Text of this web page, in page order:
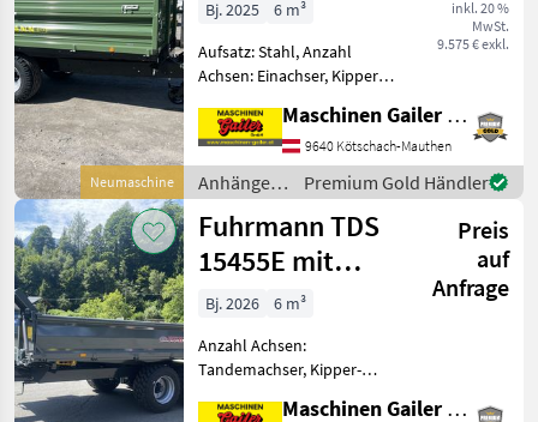
Neumaschine
6,5 To PROFI
inkl. 20 %
MwSt.
9.575 € exkl.
Bj. 2025
6 m³
Aufsatz: Stahl, Anzahl
Achsen: Einachser, Kipper-
Bremse: Hydraulische
Bremse, Typenschein
Einachs-3S-Kipper in
serienmäßige Ausrüstung: -
höc
Maschinen Gailer GmbH
9640 Kötschach-Mauthen
Anhänger /
Fuhrmann
Premium Gold Händler
Fuhrmann TDS
15455E mit
Schotterklappe
Preis
auf
Anfrage
Bj. 2026
6 m³
Anzahl Achsen:
Tandemachser, Kipper-
Bremse: Hydraulische
Maschinen Gailer GmbH